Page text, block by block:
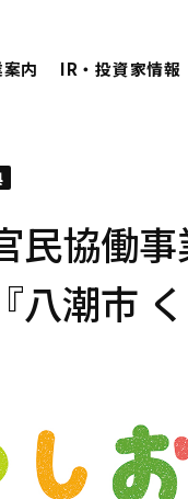
内 IR・投資家情報
民協働
八潮市